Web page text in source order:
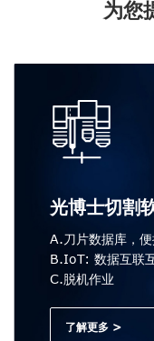
为您
光博士切割
A.刀片数据库，
B.IoT: 数据互联
C.脱机作业
了解更多 >